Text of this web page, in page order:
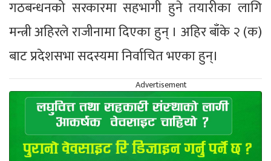
गठबन्धनको सरकारमा सहभागी हुने तयारीका लागि
मन्त्री अहिरले राजीनामा दिएका हुन् । अहिर बाँके २ (क)
बाट प्रदेशसभा सदस्यमा निर्वाचित भएका हुन्।